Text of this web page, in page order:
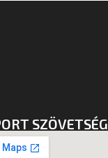
SZÖVETSÉG